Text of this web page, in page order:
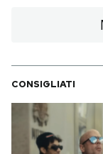
CONSIGLIATI